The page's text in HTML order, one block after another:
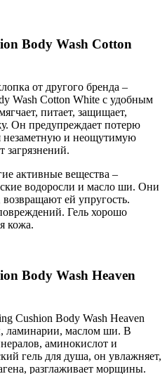
Body Wash Cotton
от другого бренда –
Wash Cotton White с удобным
питает, защищает,
Он предупреждает потерю
незаметную и неощутимую
загрязнений.
активные вещества –
водоросли и масло ши. Они
ей упругость.
Гель хорошо
кожа.
Body Wash Heaven
Cushion Body Wash Heaven
ламинарии, маслом ши. В
аминокислот и
гель для душа, он увлажняет,
разглаживает морщины.